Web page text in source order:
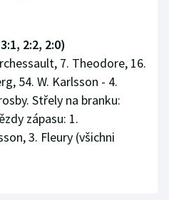
2:2, 2:0)
7. Theodore, 16.
54. W. Karlsson - 4.
Střely na branku:
zápasu: 1.
3. Fleury (všichni